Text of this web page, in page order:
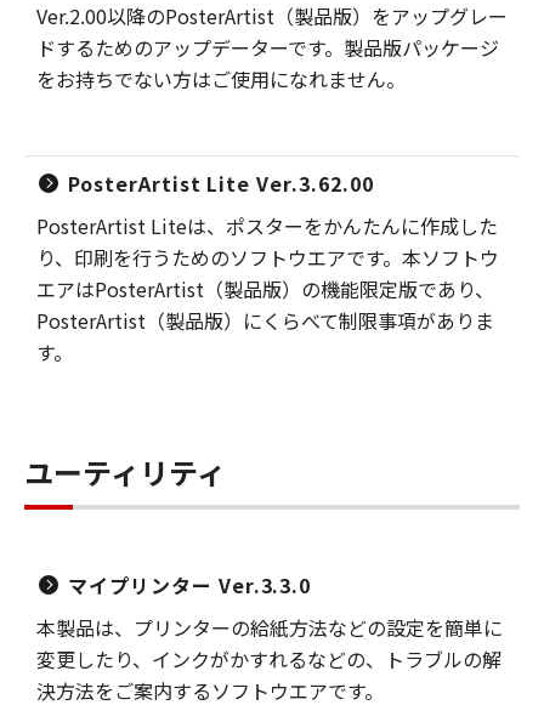
Ver.2.00以降のPosterArtist（製品版）をアップグレー
ドするためのアップデーターです。製品版パッケージ
をお持ちでない方はご使用になれません。
PosterArtist Lite Ver.3.62.00
PosterArtist Liteは、ポスターをかんたんに作成した
り、印刷を行うためのソフトウエアです。本ソフトウ
エアはPosterArtist（製品版）の機能限定版であり、
PosterArtist（製品版）にくらべて制限事項がありま
す。
ユーティリティ
マイプリンター Ver.3.3.0
本製品は、プリンターの給紙方法などの設定を簡単に
変更したり、インクがかすれるなどの、トラブルの解
決方法をご案内するソフトウエアです。